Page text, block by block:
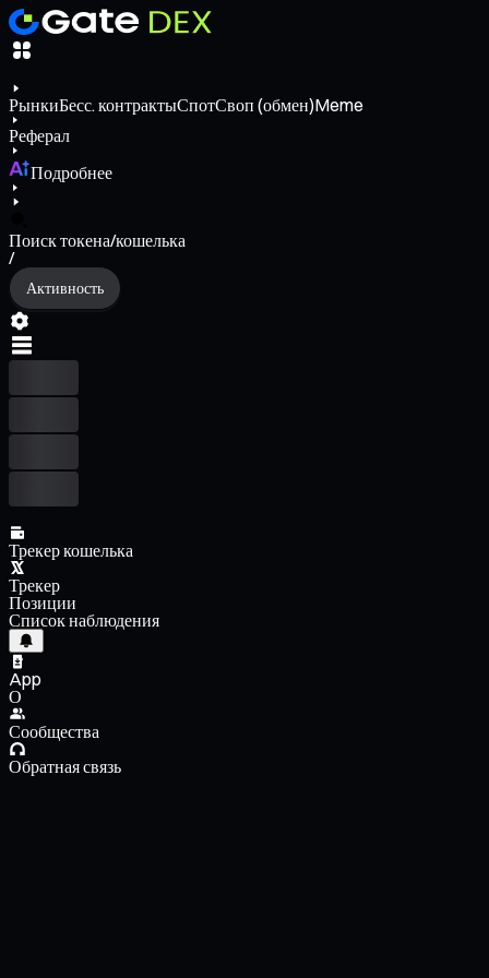
РынкиБесс. контрактыСпотСвоп (обмен)Meme
Реферал
Подробнее
Поиск токена/кошелька
/
Активность
Трекер кошелька
Трекер
Позиции
Список наблюдения
App
О
Сообщества
Обратная связь